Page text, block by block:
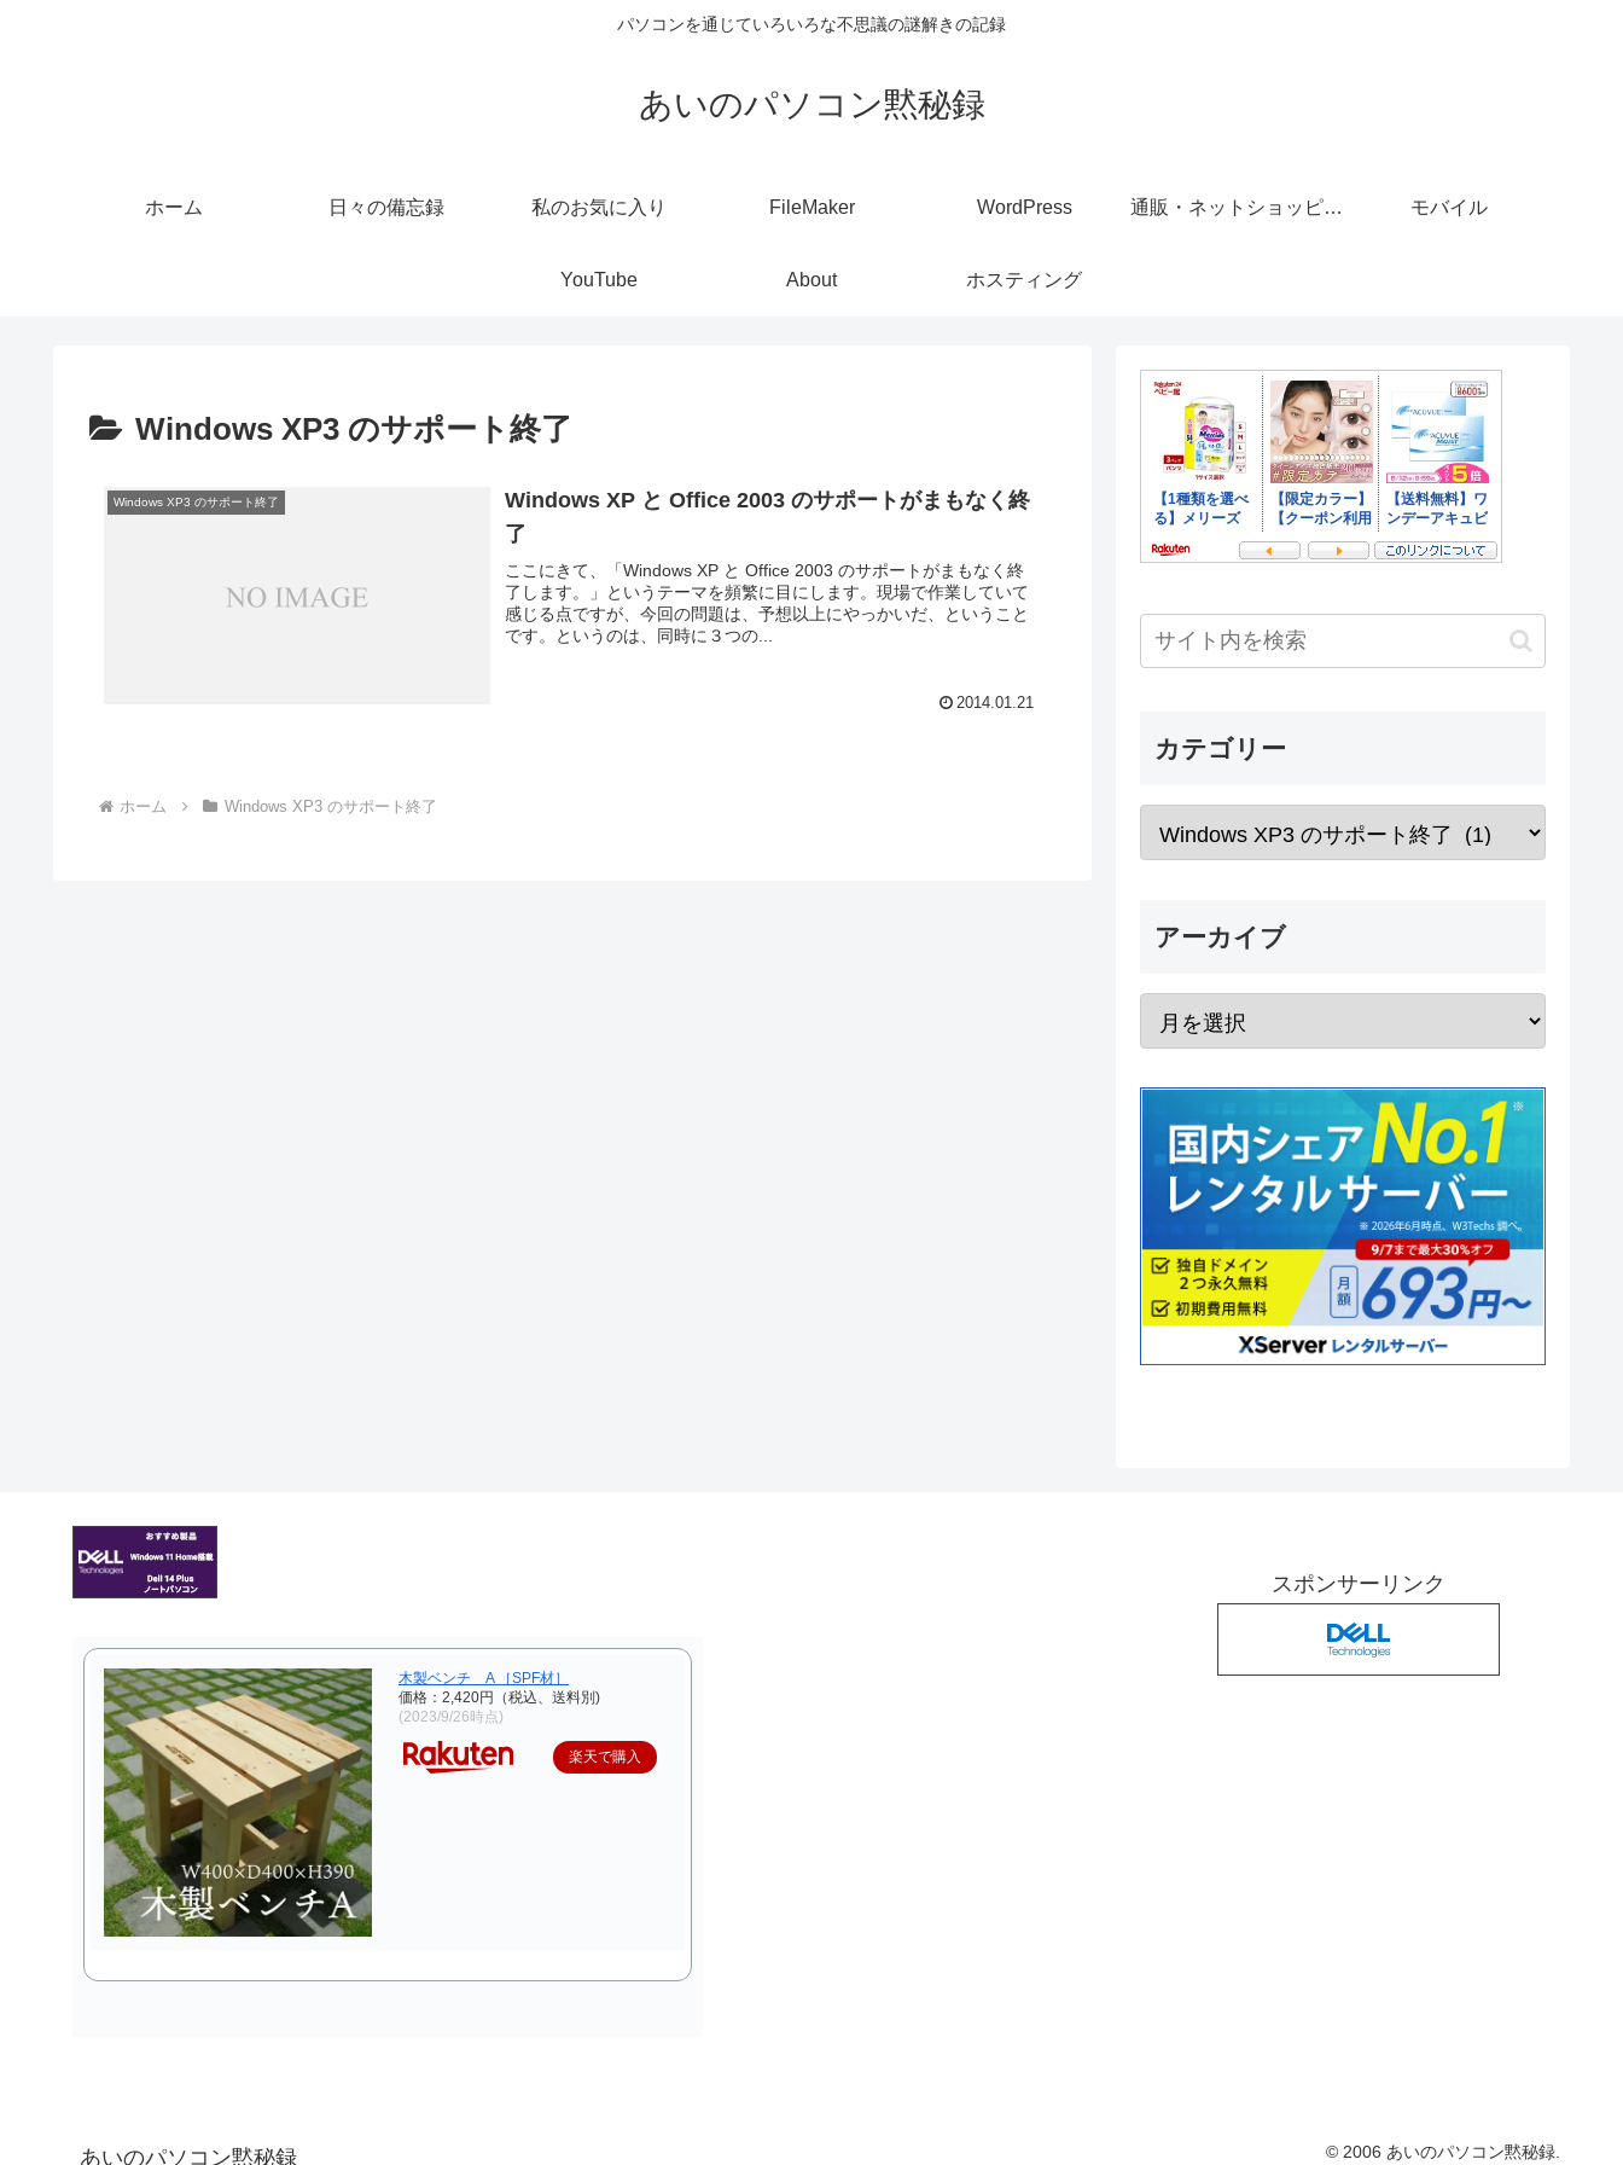
パソコンを通じていろいろな不思議の謎解きの記録
あいのパソコン黙秘録
ホーム 日々の備忘録 私のお気に入り FileMaker WordPress 通販・ネットショッピング モバイル
YouTube About ホスティング
Windows XP3 のサポート終了
Windows XP3 のサポート終了
Windows XP と Office 2003 のサポートがまもなく終
了
ここにきて、「Windows XP と Office 2003 のサポートがまもなく終
了します。」というテーマを頻繁に目にします。現場で作業していて
感じる点ですが、今回の問題は、予想以上にやっかいだ、ということ
です。というのは、同時に３つの...
2014.01.21
ホーム Windows XP3 のサポート終了
カテゴリー
アーカイブ
木製ベンチ A ［SPF材］
価格：2,420円（税込、送料別)
(2023/9/26時点)
楽天で購入
スポンサーリンク
あいのパソコン黙秘録 © 2006 あいのパソコン黙秘録.